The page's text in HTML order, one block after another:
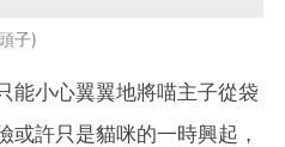
子
能小心翼翼地將喵主子從袋
或許只是貓咪的一時興起，